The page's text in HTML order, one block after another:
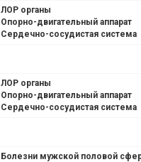
ЛОР органы
Опорно-двигательный аппарат
Сердечно-сосудистая система
ЛОР органы
Опорно-двигательный аппарат
Сердечно-сосудистая система
Болезни мужской половой